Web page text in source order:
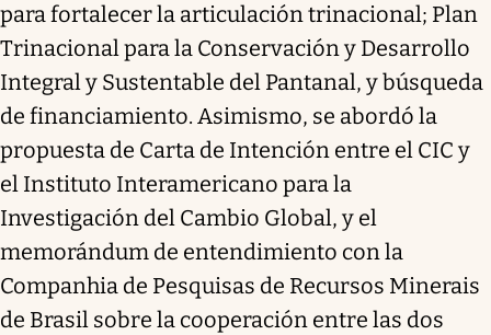
para fortalecer la articulación trinacional; Plan
Trinacional para la Conservación y Desarrollo
Integral y Sustentable del Pantanal, y búsqueda
de financiamiento. Asimismo, se abordó la
propuesta de Carta de Intención entre el CIC y
el Instituto Interamericano para la
Investigación del Cambio Global, y el
memorándum de entendimiento con la
Companhia de Pesquisas de Recursos Minerais
de Brasil sobre la cooperación entre las dos